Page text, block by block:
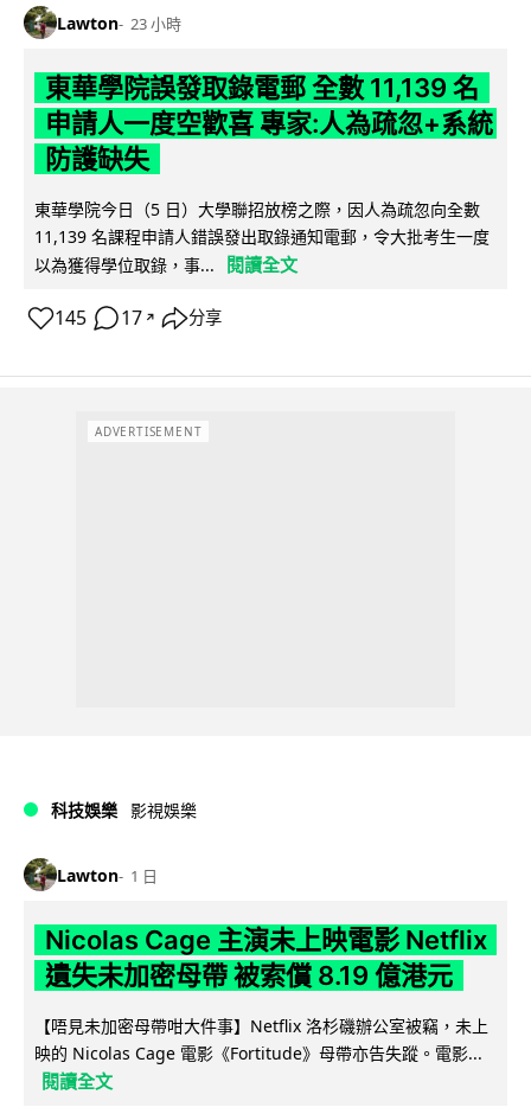
Lawton 23 小時
東華學院誤發取錄電郵 全數 11,139 名
申請人一度空歡喜 專家:人為疏忽+系統
防護缺失
東華學院今日（5 日）大學聯招放榜之際，因人為疏忽向全數
11,139 名課程申請人錯誤發出取錄通知電郵，令大批考生一度
以為獲得學位取錄，事...
閱讀全文
145 17 ↗ 分享
ADVERTISEMENT
科技娛樂 影視娛樂
Lawton 1 日
Nicolas Cage 主演未上映電影 Netflix
遺失未加密母帶 被索償 8.19 億港元
【唔見未加密母帶咁大件事】Netflix 洛杉磯辦公室被竊，未上
映的 Nicolas Cage 電影《Fortitude》母帶亦告失蹤。電影...
閱讀全文